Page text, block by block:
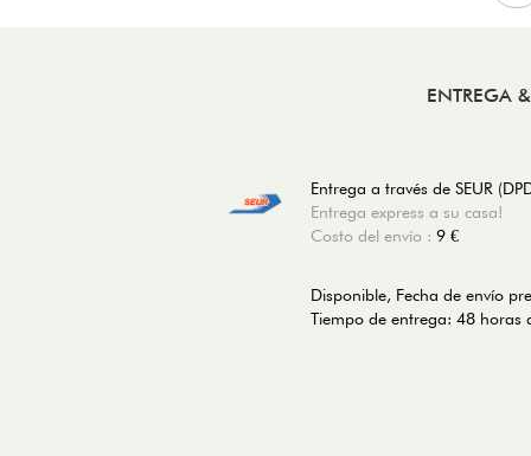
ENTREGA
Entrega a través de SEUR
Entrega express a su casa!
Costo del envío : 9 €
Disponible, Fecha de envío
Tiempo de entrega: 48 horas